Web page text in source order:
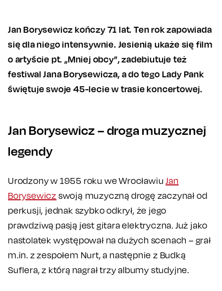
Jan Borysewicz kończy 71 lat. Ten rok zapowiada
się dla niego intensywnie. Jesienią ukaże się film
o artyście pt. „Mniej obcy”, zadebiutuje też
festiwal Jana Borysewicza, a do tego Lady Pank
świętuje swoje 45-lecie w trasie koncertowej.
Jan Borysewicz – droga muzycznej
legendy
Urodzony w 1955 roku we WrocławiuJan
Borysewicz swoją muzyczną drogę zaczynał od
perkusji, jednak szybko odkrył, że jego
prawdziwą pasją jest gitara elektryczna. Już jako
nastolatek występował na dużych scenach – grał
m.in. z zespołem Nurt, a następnie z Budką
Suflera, z którą nagrał trzy albumy studyjne.